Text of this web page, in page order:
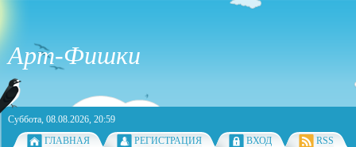
Арт-Фишки
Суббота, 08.08.2026, 20:59
ГЛАВНАЯ
РЕГИСТРАЦИЯ ВХОД RSS